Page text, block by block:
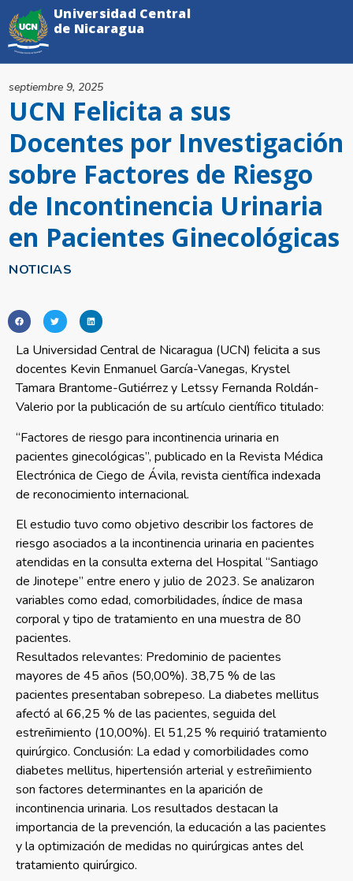
NOTICIAS
UCN Felicita a sus
Docentes por Investigación
sobre Factores de Riesgo
de Incontinencia Urinaria
en Pacientes Ginecológicas
septiembre 9, 2025
Universidad Central
de Nicaragua
La Universidad Central de Nicaragua (UCN) felicita a sus
docentes Kevin Enmanuel García-Vanegas, Krystel
Tamara Brantome-Gutiérrez y Letssy Fernanda Roldán-
Valerio por la publicación de su artículo científico titulado:
“Factores de riesgo para incontinencia urinaria en
pacientes ginecológicas”, publicado en la Revista Médica
Electrónica de Ciego de Ávila, revista científica indexada
de reconocimiento internacional.
El estudio tuvo como objetivo describir los factores de
riesgo asociados a la incontinencia urinaria en pacientes
atendidas en la consulta externa del Hospital “Santiago
de Jinotepe” entre enero y julio de 2023. Se analizaron
variables como edad, comorbilidades, índice de masa
corporal y tipo de tratamiento en una muestra de 80
pacientes.
Resultados relevantes: Predominio de pacientes
mayores de 45 años (50,00%). 38,75 % de las
pacientes presentaban sobrepeso. La diabetes mellitus
afectó al 66,25 % de las pacientes, seguida del
estreñimiento (10,00%). El 51,25 % requirió tratamiento
quirúrgico. Conclusión: La edad y comorbilidades como
diabetes mellitus, hipertensión arterial y estreñimiento
son factores determinantes en la aparición de
incontinencia urinaria. Los resultados destacan la
importancia de la prevención, la educación a las pacientes
y la optimización de medidas no quirúrgicas antes del
tratamiento quirúrgico.